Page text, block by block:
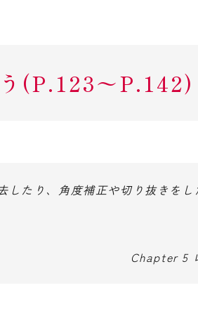
(P.123〜P.142)
たり、角度補正や切り抜きを
Chapter 5